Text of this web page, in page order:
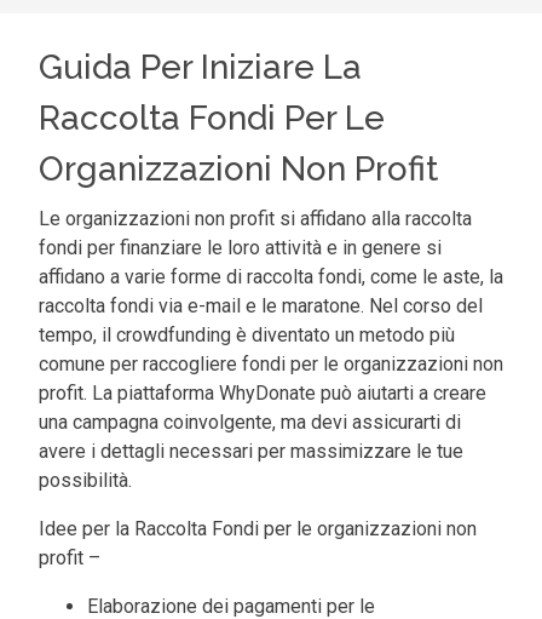
Guida Per Iniziare La
Raccolta Fondi Per Le
Organizzazioni Non Profit
Le organizzazioni non profit si affidano alla raccolta
fondi per finanziare le loro attività e in genere si
affidano a varie forme di raccolta fondi, come le aste, la
raccolta fondi via e-mail e le maratone. Nel corso del
tempo, il crowdfunding è diventato un metodo più
comune per raccogliere fondi per le organizzazioni non
profit. La piattaforma WhyDonate può aiutarti a creare
una campagna coinvolgente, ma devi assicurarti di
avere i dettagli necessari per massimizzare le tue
possibilità.
Idee per la Raccolta Fondi per le organizzazioni non
profit –
Elaborazione dei pagamenti per le